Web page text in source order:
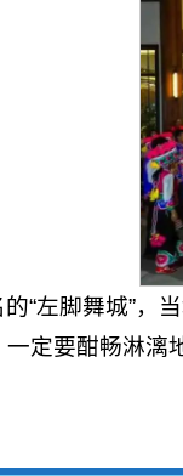
“左脚舞城”，
定要酣畅淋漓